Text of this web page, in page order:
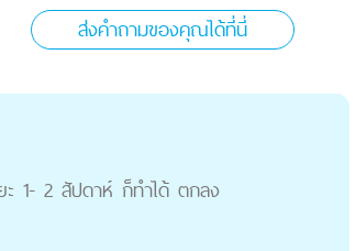
ส่งคำถามของคุณได้ที่นี่
ะ 1- 2 สัปดาห์ ก็ทําได้ ตกลง